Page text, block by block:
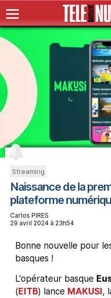
Streaming
Naissance de la
plateforme
Carlos PIRES
29 avril 2024 à 23h54
Bonne nouvelle pour
basques !
L'opérateur basque
(EITB) lance MAKUSI,